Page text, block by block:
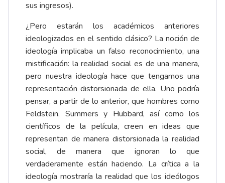
sus ingresos).
¿Pero estarán los académicos anteriores
ideologizados en el sentido clásico? La noción de
ideología implicaba un falso reconocimiento, una
mistificación: la realidad social es de una manera,
pero nuestra ideología hace que tengamos una
representación distorsionada de ella. Uno podría
pensar, a partir de lo anterior, que hombres como
Feldstein, Summers y Hubbard, así como los
científicos de la película, creen en ideas que
representan de manera distorsionada la realidad
social, de manera que ignoran lo que
verdaderamente están haciendo. La crítica a la
ideología mostraría la realidad que los ideólogos